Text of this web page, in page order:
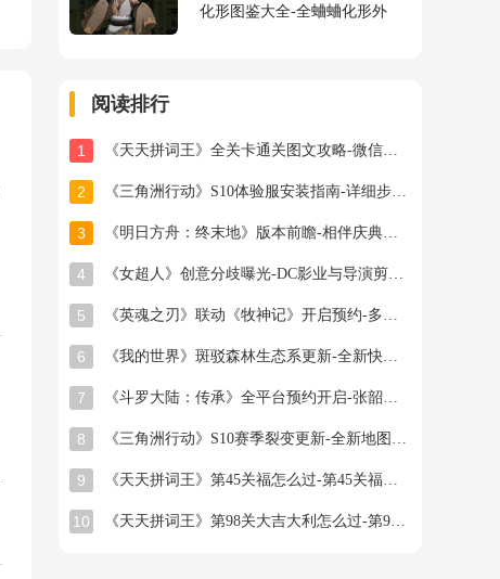
化形图鉴大全-全蛐蛐化形外
阅读排行
1 《天天拼词王》全关卡通关图文攻略-微信小游戏最新最全关卡通关图文攻略
2 《三角洲行动》S10体验服安装指南-详细步骤与注意事项
3 《明日方舟：终末地》版本前瞻-相伴庆典与新干员登场
4 《女超人》创意分歧曝光-DC影业与导演剪辑之争
5 《英魂之刃》联动《牧神记》开启预约-多款旧皮返场半价星陨龙坐骑限时秒杀
6 《我的世界》斑驳森林生态系更新-全新快照版本抢先体验开启
7 《斗罗大陆：传承》全平台预约开启-张韶涵领衔邀你破茧成神
8 《三角洲行动》S10赛季裂变更新-全新地图首领与联动福利
9 《天天拼词王》第45关福怎么过-第45关福找出16个常用字图文攻略
10 《天天拼词王》第98关大吉大利怎么过-第98关大吉大利找出26个常用字图文攻略